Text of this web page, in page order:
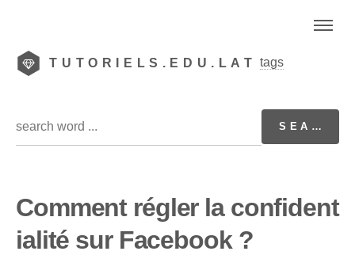
TUTORIELS.EDU.LAT tags
Comment régler la confident
ialité sur Facebook ?